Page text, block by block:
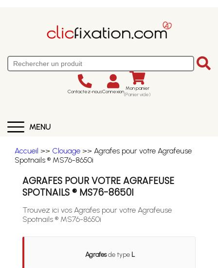
Contactez-nousConnexion Mon panier
(Panier vide)
MENU
Accueil >> Clouage >> Agrafes pour votre Agrafeuse
Spotnails ® MS76-8650i
AGRAFES POUR VOTRE AGRAFEUSE
SPOTNAILS ® MS76-8650I
Trouvez ici vos Agrafes pour votre Agrafeuse
Spotnails ® MS76-8650i
Agrafesde type L